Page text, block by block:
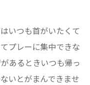
いつも首がいたくて
プレーに集中できな
あるときいつも帰っ
いとがまんできませ